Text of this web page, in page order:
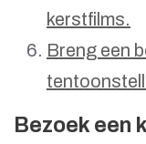
kerstfilms.
Breng een
Bezoek een